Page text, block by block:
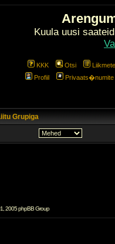
Kuula uusi saateid
KKK Otsi
Profiil
Privaats�numite
Grupiga
2005 phpBB Group